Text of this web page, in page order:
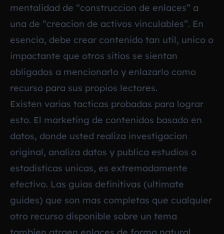
mentalidad de “construccion de enlaces” a
una de “creacion de activos vinculables”. En
esencia, debe crear contenido tan util, unico o
impactante que otros sitios se sientan
obligados a mencionarlo y enlazarlo como
recurso para sus propios lectores.
Existen varias tacticas probadas para lograr
esto. El marketing de contenidos basado en
datos, donde usted realiza investigacion
original, analiza datos y publica estudios o
estadisticas unicas, es extremadamente
efectivo. Las guias definitivas (ultimate
guides) que son mas completas que cualquier
otro recurso disponible sobre un tema